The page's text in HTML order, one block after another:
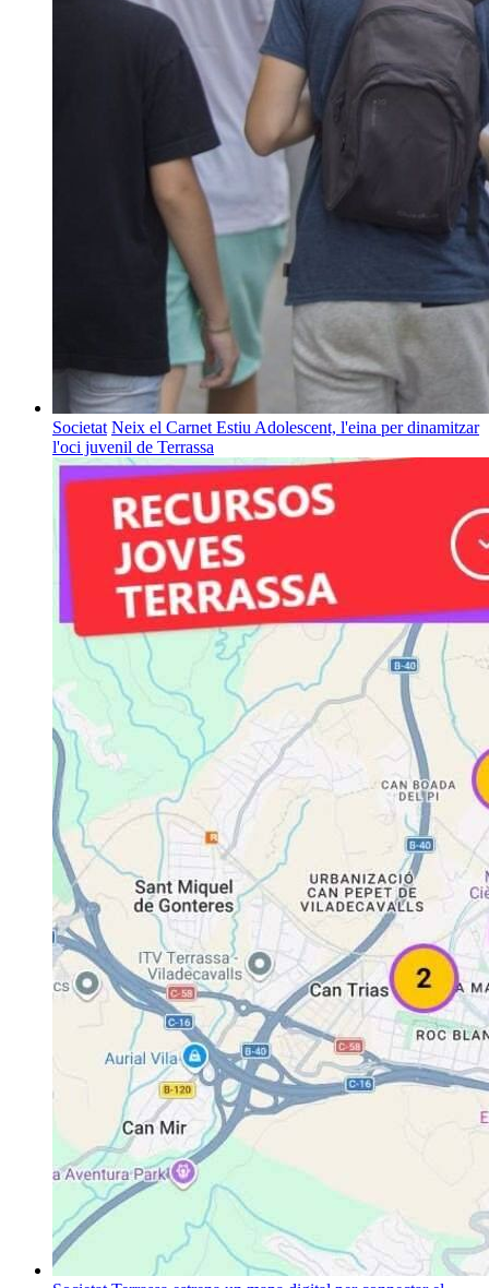
Societat Neix el Carnet Estiu Adolescent, l'eina per dinamitzar
l'oci juvenil de Terrassa